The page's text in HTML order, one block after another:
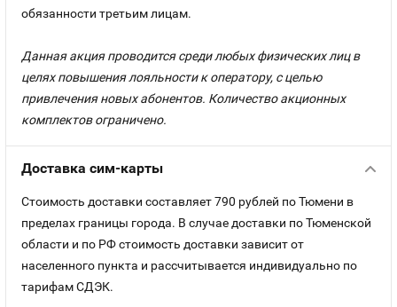
обязанности третьим лицам.
Данная акция проводится среди любых физических лиц в
целях повышения лояльности к оператору, с целью
привлечения новых абонентов. Количество акционных
комплектов ограничено.
Доставка сим-карты
Стоимость доставки составляет 790 рублей по Тюмени в
пределах границы города. В случае доставки по Тюменской
области и по РФ стоимость доставки зависит от
населенного пункта и рассчитывается индивидуально по
тарифам СДЭК.